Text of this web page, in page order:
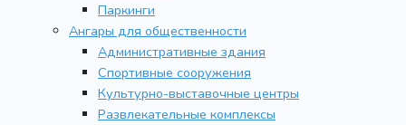
Паркинги
Ангары для общественности
Административные здания
Спортивные сооружения
Культурно-выставочные центры
Развлекательные комплексы